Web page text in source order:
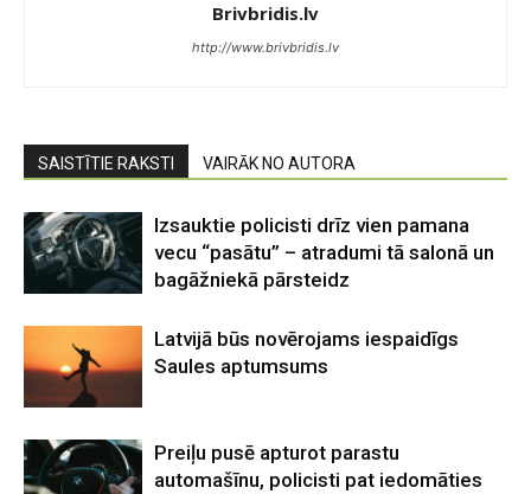
Brivbridis.lv
http://www.brivbridis.lv
SAISTĪTIE RAKSTI VAIRĀK NO AUTORA
Izsauktie policisti drīz vien pamana
vecu “pasātu” – atradumi tā salonā un
bagāžniekā pārsteidz
Latvijā būs novērojams iespaidīgs
Saules aptumsums
Preiļu pusē apturot parastu
automašīnu, policisti pat iedomāties